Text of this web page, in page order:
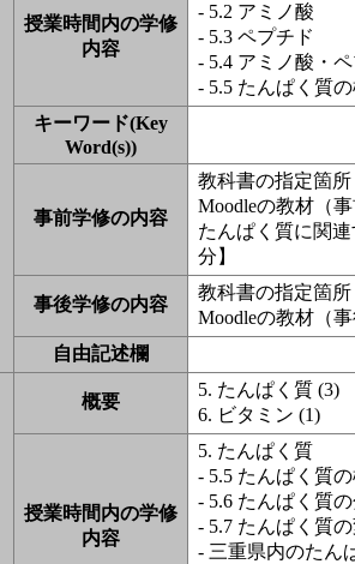
授業時間内の学修
内容
- 5.2 アミノ酸
- 5.3 ペプチド
- 5.4 アミノ酸・
- 5.5 たんぱく質
キーワード(Key
Word(s))
事前学修の内容
教科書の指定箇
Moodleの教材（
たんぱく質に関
分】
事後学修の内容
教科書の指定箇
Moodleの教材（
自由記述欄
概要
5. たんぱく質 (3)
6. ビタミン (1)
授業時間内の学修
内容
5. たんぱく質
- 5.5 たんぱく質
- 5.6 たんぱく質
- 5.7 たんぱく質
- 三重県内のたん